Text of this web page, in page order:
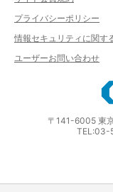
プライバシーポリシー
情報セキュリティに関す
ユーザーお問い合わせ
〒141-6005 東
TEL:03-